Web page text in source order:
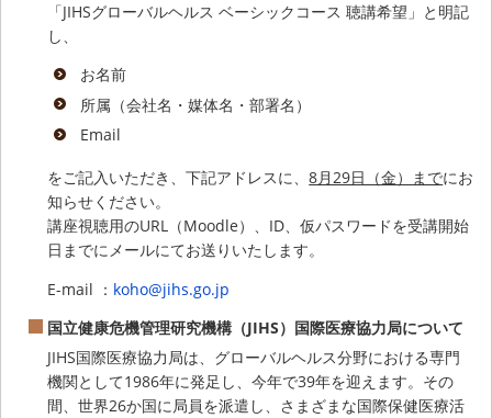
「JIHSグローバルヘルス ベーシックコース 聴講希望」と明記
し、
お名前
所属（会社名・媒体名・部署名）
Email
をご記入いただき、下記アドレスに、8月29日（金）までにお
知らせください。
講座視聴用のURL（Moodle）、ID、仮パスワードを受講開始
日までにメールにてお送りいたします。
E-mail ： koho@jihs.go.jp
国立健康危機管理研究機構（JIHS）国際医療協力局について
JIHS国際医療協力局は、グローバルヘルス分野における専門
機関として1986年に発足し、今年で39年を迎えます。その
間、世界26か国に局員を派遣し、さまざまな国際保健医療活